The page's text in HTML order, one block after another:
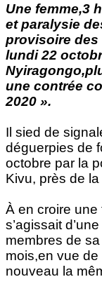
Une femme,3
et paralysie
provisoire des
lundi 22
une contrée
2020 ».
Il sied de
déguerpies de
octobre par la
Kivu, près de
À en croire une
s’agissait
membres de
mois,en vue
nouveau la